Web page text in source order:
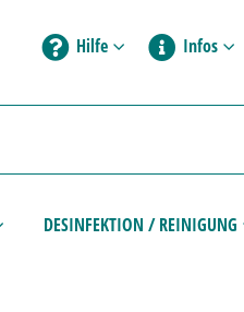
Hilfe Infos
DESINFEKTION / REINIGUNG